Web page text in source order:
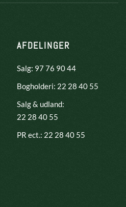
AFDELINGER
Salg: 97 76 90 44
Bogholderi: 22 28 40 55
Salg & udland:
22 28 40 55
PR ect.: 22 28 40 55